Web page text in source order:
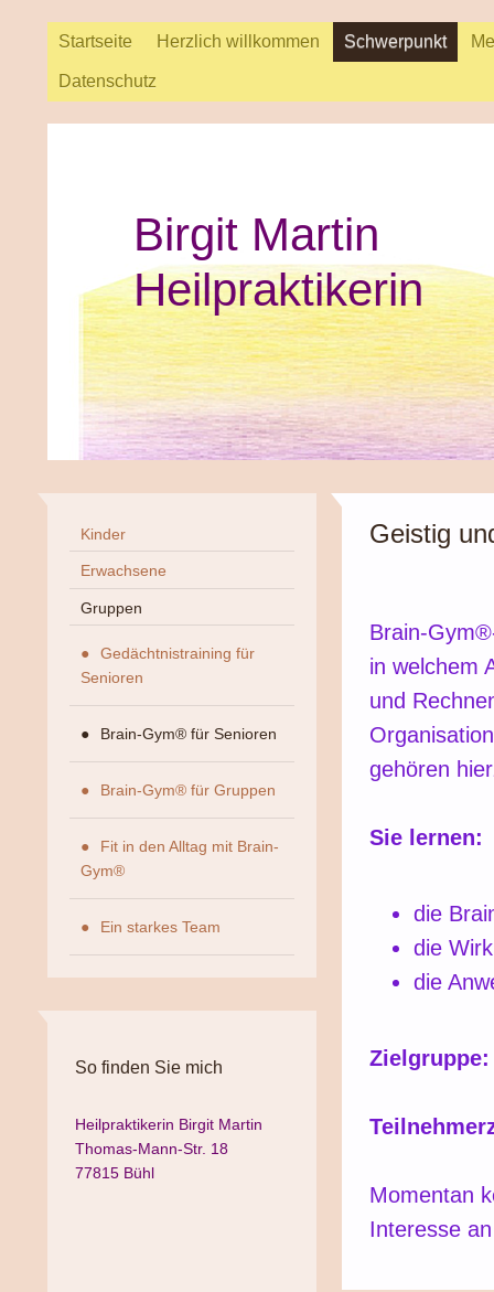
Startseite Herzlich willkommen Schwerpunkt
Datenschutz
Birgit Martin
Heilpraktikerin
Geistig
Brain-
in welchem
und
gehören
Sie lernen:
die
die
die
Zielgruppe:
Momentan
Interesse an
Kinder
Erwachsene
Gruppen
Gedächtnistraining für
Senioren
Brain-Gym® für Senioren
Brain-Gym® für Gruppen
Fit in den Alltag mit Brain-
Gym®
Ein starkes Team
So finden Sie mich
Heilpraktikerin Birgit Martin
Thomas-Mann-Str. 18
77815 Bühl